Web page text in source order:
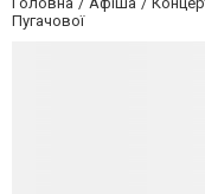
Пугачової